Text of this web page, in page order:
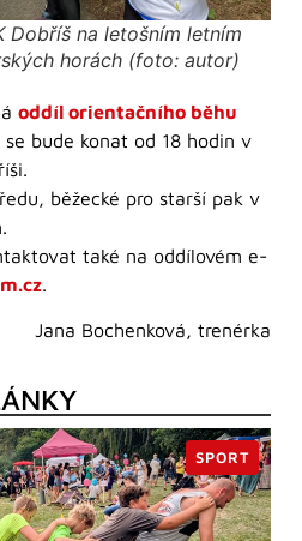
Dobříš na letošním letním
horách (foto: autor)
oddíl orientačního běhu
bude konat od 18 hodin v
běžecké pro starší pak v
také na oddílovém e-
.
Jana Bochenková, trenérka
SPORT